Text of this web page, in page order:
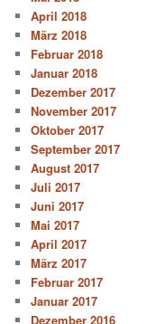
April 2018
März 2018
Februar 2018
Januar 2018
Dezember 2017
November 2017
Oktober 2017
September 2017
August 2017
Juli 2017
Juni 2017
Mai 2017
April 2017
März 2017
Februar 2017
Januar 2017
Dezember 2016